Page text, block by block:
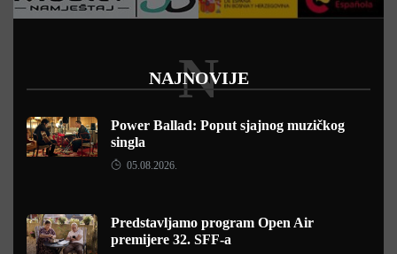
NAJNOVIJE
N
Power Ballad: Poput sjajnog muzičkog
singla
05.08.2026.
Predstavljamo program Open Air
premijere 32. SFF-a